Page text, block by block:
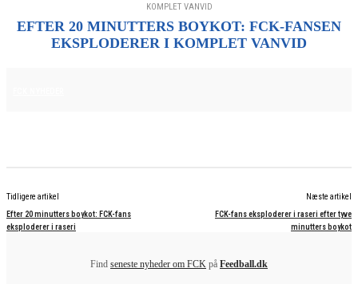
KOMPLET VANVID
EFTER 20 MINUTTERS BOYKOT: FCK-FANSEN
EKSPLODERER I KOMPLET VANVID
Tidligere artikel
Efter 20 minutters boykot: FCK-fans
eksploderer i raseri
Næste artikel
FCK-fans eksploderer i raseri efter tyve
minutters boykot
Find seneste nyheder om FCK på Feedball.dk